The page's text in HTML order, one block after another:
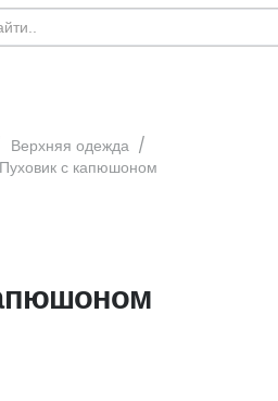
Верхняя одежда /
Пуховик с капюшоном